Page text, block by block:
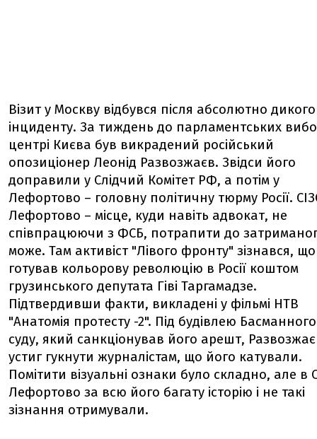
Візит у Москву відбувся після абсолютно дикого
інциденту. За тиждень до парламентських
центрі Києва був викрадений російський
опозиціонер Леонід Развозжаєв. Звідси його
доправили у Слідчий Комітет РФ, а потім у
Лефортово – головну політичну тюрму Росії.
Лефортово – місце, куди навіть адвокат, не
співпрацюючи з ФСБ, потрапити до
може. Там активіст "Лівого фронту" зізнався, що
готував кольорову революцію в Росії коштом
грузинського депутата Гіві Таргамадзе.
Підтвердивши факти, викладені у фільмі НТВ
"Анатомія протесту -2". Під будівлею Басманного
суду, який санкціонував його арешт,
устиг гукнути журналістам, що його катували.
Помітити візуальні ознаки було складно, але в
Лефортово за всю його багату історію і не такі
зізнання отримували.